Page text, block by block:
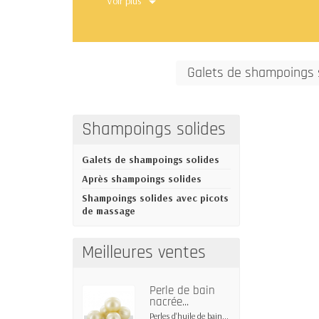
professionnels, les voyages en avion
Galets de shampoings
Shampoings solides
Galets de shampoings solides
Après shampoings solides
Shampoings solides avec picots
de massage
Meilleures ventes
Perle de bain
nacrée...
Perles d'huile de bain...